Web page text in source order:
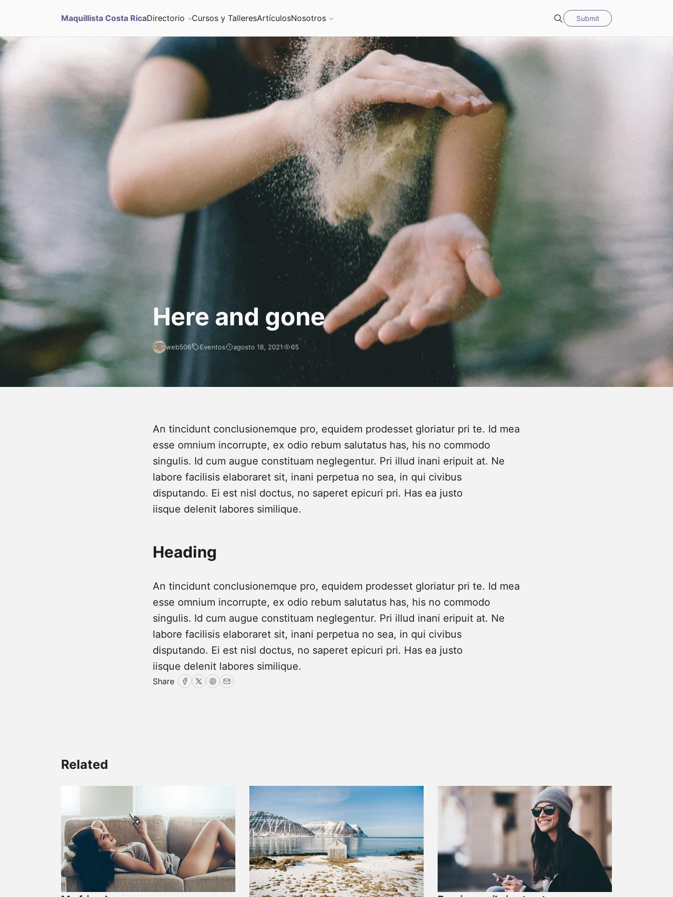
Maquillista Costa RicaDirectorio Cursos y TalleresArtículosNosotros
Search
Submit
Here and gone
web506 Eventos agosto 18, 2021 65
An tincidunt conclusionemque pro, equidem prodesset gloriatur pri te. Id mea
esse omnium incorrupte, ex odio rebum salutatus has, his no commodo
singulis. Id cum augue constituam neglegentur. Pri illud inani eripuit at. Ne
labore facilisis elaboraret sit, inani perpetua no sea, in qui civibus
disputando. Ei est nisl doctus, no saperet epicuri pri. Has ea justo
iisque delenit labores similique.
Heading
An tincidunt conclusionemque pro, equidem prodesset gloriatur pri te. Id mea
esse omnium incorrupte, ex odio rebum salutatus has, his no commodo
singulis. Id cum augue constituam neglegentur. Pri illud inani eripuit at. Ne
labore facilisis elaboraret sit, inani perpetua no sea, in qui civibus
disputando. Ei est nisl doctus, no saperet epicuri pri. Has ea justo
iisque delenit labores similique.
Share Facebook
TwitterPinterest
Email
Related
u
b
m
i
t
Submit